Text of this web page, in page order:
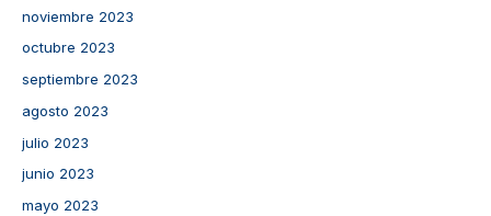
noviembre 2023
octubre 2023
septiembre 2023
agosto 2023
julio 2023
junio 2023
mayo 2023